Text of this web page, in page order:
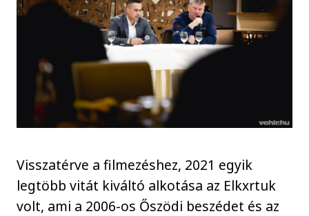
Visszatérve a filmezéshez, 2021 egyik
legtöbb vitát kiváltó alkotása az Elkxrtuk
volt, ami a 2006-os Őszödi beszédet és az